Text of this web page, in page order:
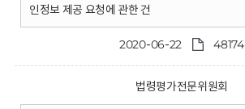
인정보 제공 요청에 관한 건
2020-06-22 48174
법령평가전문위원회